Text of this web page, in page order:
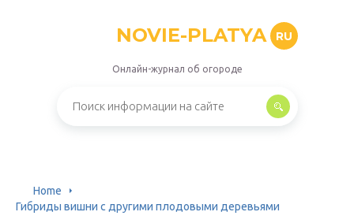
NOVIE-PLATYA RU
Онлайн-журнал об огороде
Home
Гибриды вишни с другими плодовыми деревьями